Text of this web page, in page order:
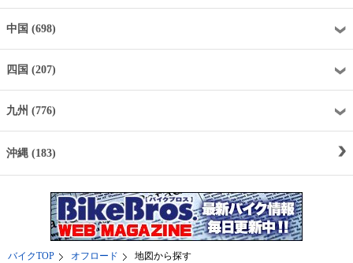
中国 (698)
四国 (207)
九州 (776)
沖縄 (183)
バイクTOP オフロード 地図から探す